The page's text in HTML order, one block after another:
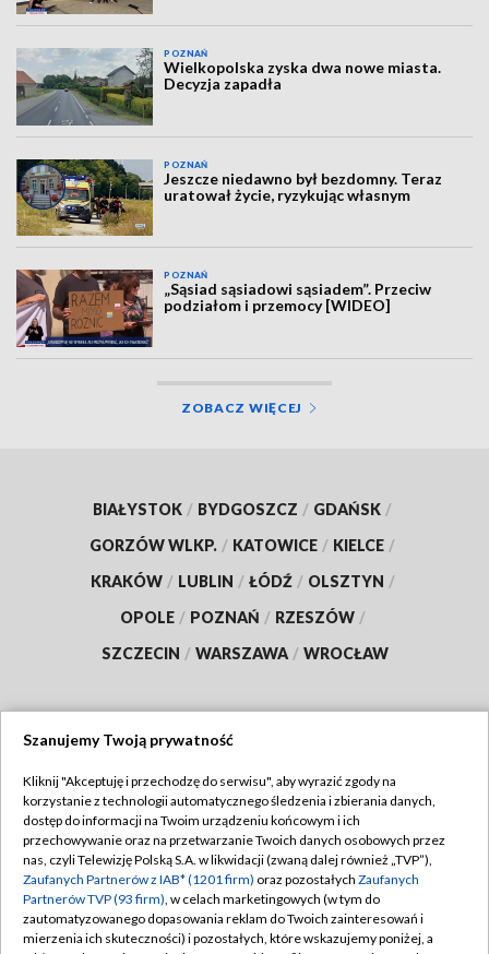
POZNAŃ
Wielkopolska zyska dwa nowe miasta.
Decyzja zapadła
POZNAŃ
Jeszcze niedawno był bezdomny. Teraz
uratował życie, ryzykując własnym
POZNAŃ
„Sąsiad sąsiadowi sąsiadem”. Przeciw
podziałom i przemocy [WIDEO]
ZOBACZ WIĘCEJ
BIAŁYSTOK / BYDGOSZCZ / GDAŃSK /
GORZÓW WLKP. / KATOWICE / KIELCE /
KRAKÓW / LUBLIN / ŁÓDŹ / OLSZTYN /
OPOLE / POZNAŃ / RZESZÓW /
SZCZECIN / WARSZAWA / WROCŁAW
TVP
Abonament TVP
Emisja w TVP
Centrum informacji TVP
Naziemna Telewizja Cyfrowa
Regulamin TVP
Polityka prywatności
Moje zgody
Szanujemy Twoją prywatność
Kliknij "Akceptuję i przechodzę do serwisu", aby wyrazić zgody na
korzystanie z technologii automatycznego śledzenia i zbierania danych,
dostęp do informacji na Twoim urządzeniu końcowym i ich
przechowywanie oraz na przetwarzanie Twoich danych osobowych przez
nas, czyli Telewizję Polską S.A. w likwidacji (zwaną dalej również „TVP”),
Zaufanych Partnerów z IAB* (1201 firm) oraz pozostałych Zaufanych
Partnerów TVP (93 firm), w celach marketingowych (w tym do
zautomatyzowanego dopasowania reklam do Twoich zainteresowań i
mierzenia ich skuteczności) i pozostałych, które wskazujemy poniżej, a